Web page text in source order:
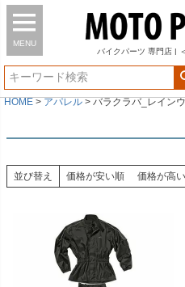
MENU
バイク パーツ 専門店 |
HOME アパレル バラクラバ_レイン
並び替え 価格が安い順 価格が高